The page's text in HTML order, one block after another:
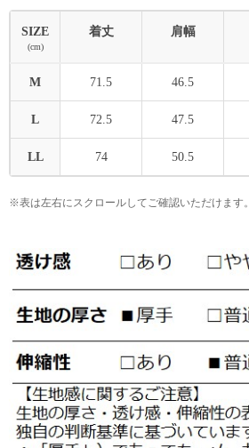
SIZE
(cm)
着丈 肩幅
M 71.5 46.5
L 72.5 47.5
LL 74 50.5
※表は左右にスクロールしてご確認いただけます。